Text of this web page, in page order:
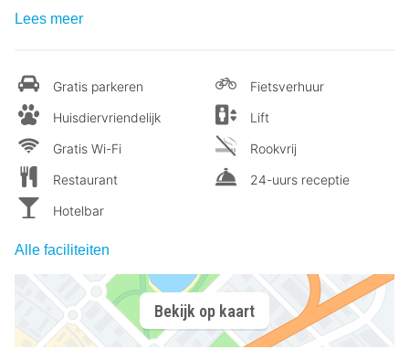
Lees meer
Gratis parkeren
Huisdiervriendelijk
Gratis Wi-Fi
Restaurant
Hotelbar
Fietsverhuur
Lift
Rookvrij
24-uurs receptie
Alle faciliteiten
Bekijk op kaart